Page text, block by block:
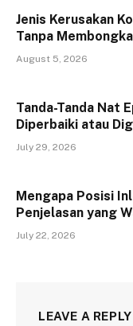
Jenis Kerusakan
Tanpa
August 5, 2026
Tanda-Tanda Nat
Diperbaiki atau
July 29, 2026
Mengapa Posisi
Penjelasan yang
July 22, 2026
LEAVE A REPLY